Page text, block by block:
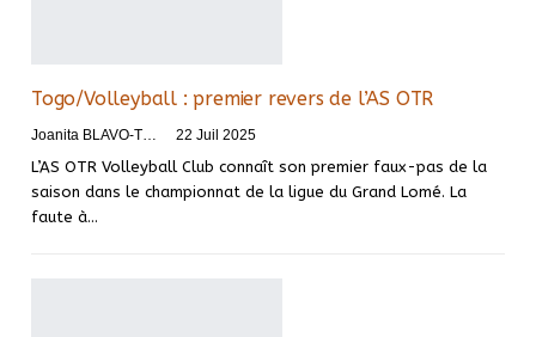
Togo/Volleyball : premier revers de l’AS OTR
Joanita BLAVO-TSRI 22 Juil 2025
L’AS OTR Volleyball Club connaît son premier faux-pas de la
saison dans le championnat de la ligue du Grand Lomé. La
faute à…